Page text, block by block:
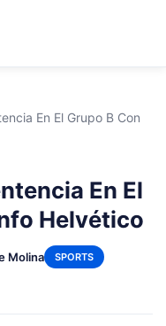
En El Grupo B Con
En El
Helvético
Molina SPORTS